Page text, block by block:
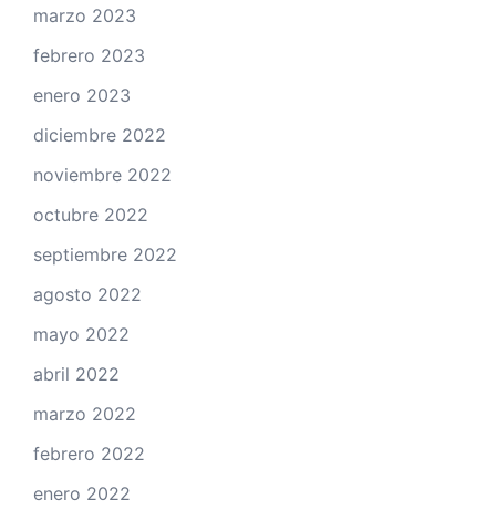
marzo 2023
febrero 2023
enero 2023
diciembre 2022
noviembre 2022
octubre 2022
septiembre 2022
agosto 2022
mayo 2022
abril 2022
marzo 2022
febrero 2022
enero 2022